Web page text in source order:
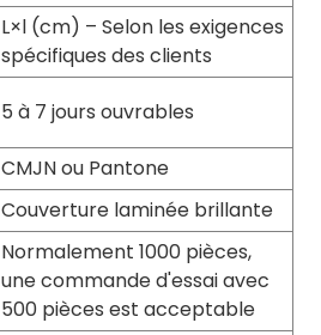
L×l (cm) – Selon les exigences
spécifiques des clients
5 à 7 jours ouvrables
CMJN ou Pantone
Couverture laminée brillante
Normalement 1000 pièces,
une commande d'essai avec
500 pièces est acceptable